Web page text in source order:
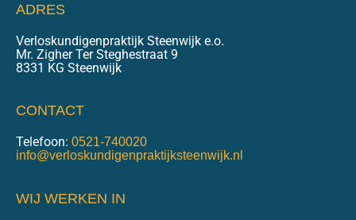
ADRES
Verloskundigenpraktijk Steenwijk e.o.
Mr. Zigher Ter Steghestraat 9
8331 KG Steenwijk
CONTACT
Telefoon: 0521-740020
info@verloskundigenpraktijksteenwijk.nl
WIJ WERKEN IN